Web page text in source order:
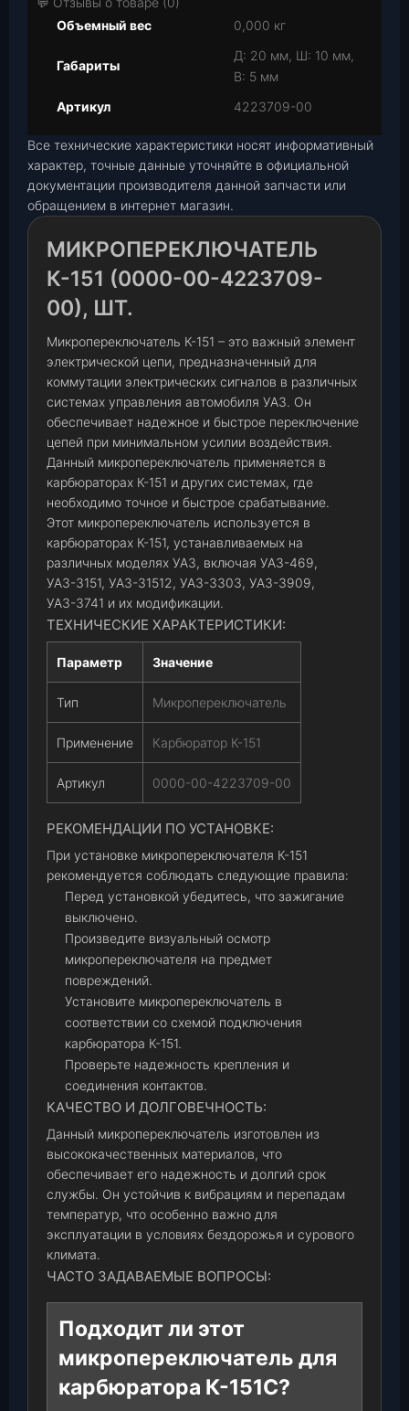
Объемный вес 0,000 кг
Габариты
Д: 20 мм, Ш: 10 мм,
В: 5 мм
Артикул
4223709-00
Все технические характеристики носят информативный
характер, точные данные уточняйте в официальной
документации производителя данной запчасти или
обращением в интернет магазин.
МИКРОПЕРЕКЛЮЧАТЕЛЬ
К-151 (0000-00-4223709-
00), ШТ.
Микропереключатель К-151 – это важный элемент
электрической цепи, предназначенный для
коммутации электрических сигналов в различных
системах управления автомобиля УАЗ. Он
обеспечивает надежное и быстрое переключение
цепей при минимальном усилии воздействия.
Данный микропереключатель применяется в
карбюраторах К-151 и других системах, где
необходимо точное и быстрое срабатывание.
Этот микропереключатель используется в
карбюраторах К-151, устанавливаемых на
различных моделях УАЗ, включая УАЗ-469,
УАЗ-3151, УАЗ-31512, УАЗ-3303, УАЗ-3909,
УАЗ-3741 и их модификации.
ТЕХНИЧЕСКИЕ ХАРАКТЕРИСТИКИ:
Параметр Значение
Тип Микропереключатель
Применение Карбюратор К-151
Артикул 0000-00-4223709-00
РЕКОМЕНДАЦИИ ПО УСТАНОВКЕ:
При установке микропереключателя К-151
рекомендуется соблюдать следующие правила:
Перед установкой убедитесь, что зажигание
выключено.
Произведите визуальный осмотр
микропереключателя на предмет
повреждений.
Установите микропереключатель в
соответствии со схемой подключения
карбюратора К-151.
Проверьте надежность крепления и
соединения контактов.
КАЧЕСТВО И ДОЛГОВЕЧНОСТЬ:
Данный микропереключатель изготовлен из
высококачественных материалов, что
обеспечивает его надежность и долгий срок
службы. Он устойчив к вибрациям и перепадам
температур, что особенно важно для
эксплуатации в условиях бездорожья и сурового
климата.
ЧАСТО ЗАДАВАЕМЫЕ ВОПРОСЫ:
Подходит ли этот
микропереключатель для
карбюратора К-151С?